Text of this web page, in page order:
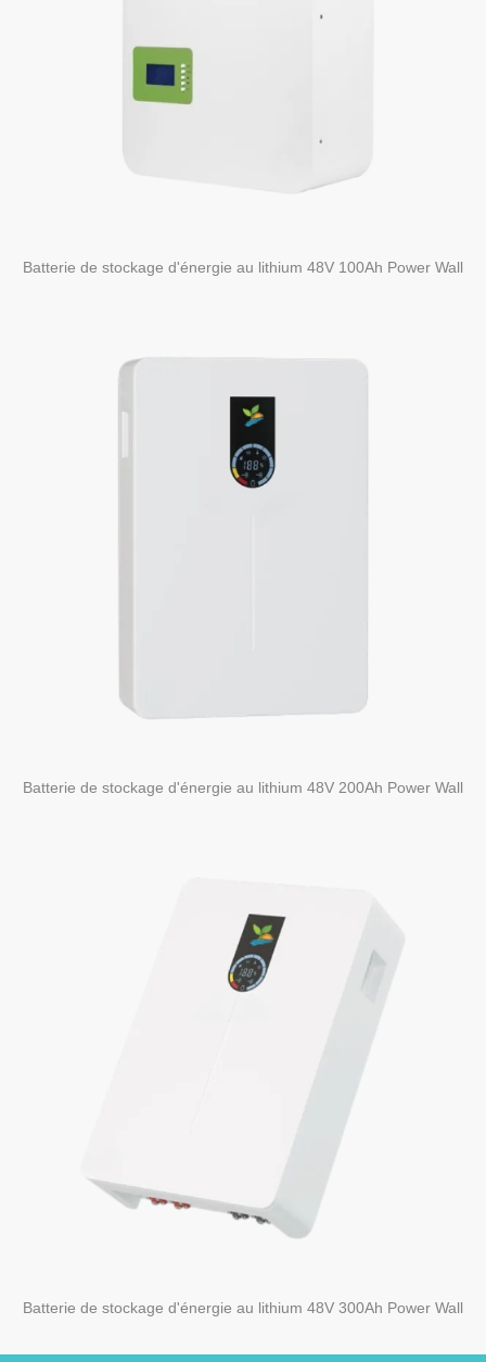
Batterie de stockage d'énergie au lithium 48V 100Ah Power Wall
Batterie de stockage d'énergie au lithium 48V 200Ah Power Wall
Batterie de stockage d'énergie au lithium 48V 300Ah Power Wall